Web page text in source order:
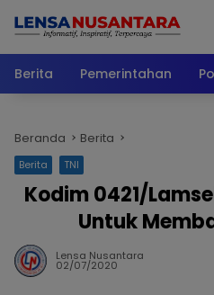
Berita
Pemerintahan
Beranda Berita
Berita TNI
Kodim 0421/
Untuk
Lensa Nusantara
02/07/2020